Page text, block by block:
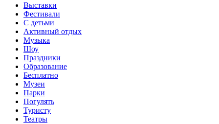
Выставки
Фестивали
С детьми
Активный отдых
Музыка
Шоу
Праздники
Образование
Бесплатно
Музеи
Парки
Погулять
Туристу
Театры